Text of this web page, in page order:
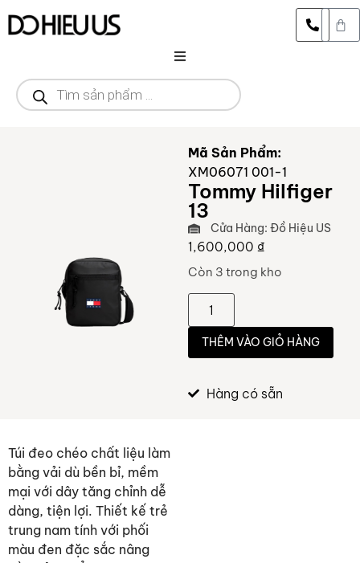
DANH MỤC
Mã Sản Phẩm:
XM06071 001-1
Tommy Hilfiger
13
Cửa Hàng: Đồ Hiệu US
1,600,000 ₫
Còn 3 trong kho
THÊM VÀO GIỎ HÀNG
Hàng có sẵn
Túi đeo chéo chất liệu làm
bằng vải dù bền bỉ, mềm
mại với dây tăng chỉnh dễ
dàng, tiện lợi. Thiết kế trẻ
trung nam tính với phối
màu đen đặc sắc nâng